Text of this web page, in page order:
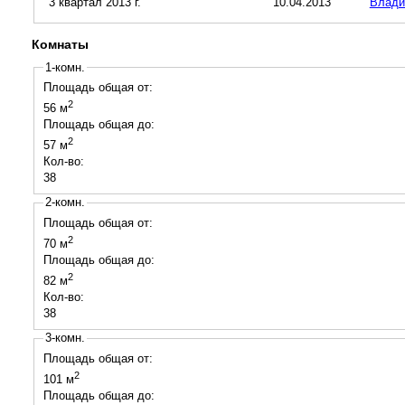
Комнаты
1-комн.
Площадь общая от:
56 м2
Площадь общая до:
57 м2
Кол-во:
38
2-комн.
Площадь общая от:
70 м2
Площадь общая до:
82 м2
Кол-во:
38
3-комн.
Площадь общая от:
101 м2
Площадь общая до: